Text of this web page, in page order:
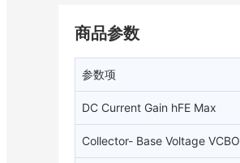
商品参数
参数项
DC Current Gain hFE Max
Collector- Base Voltage VCBO